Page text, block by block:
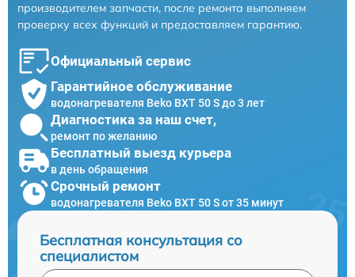
производителем запчасти, после ремонта выполняем
проверку всех функций и предоставляем гарантию.
Официальный сервис
Гарантийное обслуживание
водонагревателя Beko BXT 50 S до 3 лет
Диагностика за наш счет,
ремонт по желанию
Бесплатный выезд курьера
в день обращения
Срочный ремонт
водонагревателя Beko BXT 50 S от 35 минут
Бесплатная консультация со
специалистом